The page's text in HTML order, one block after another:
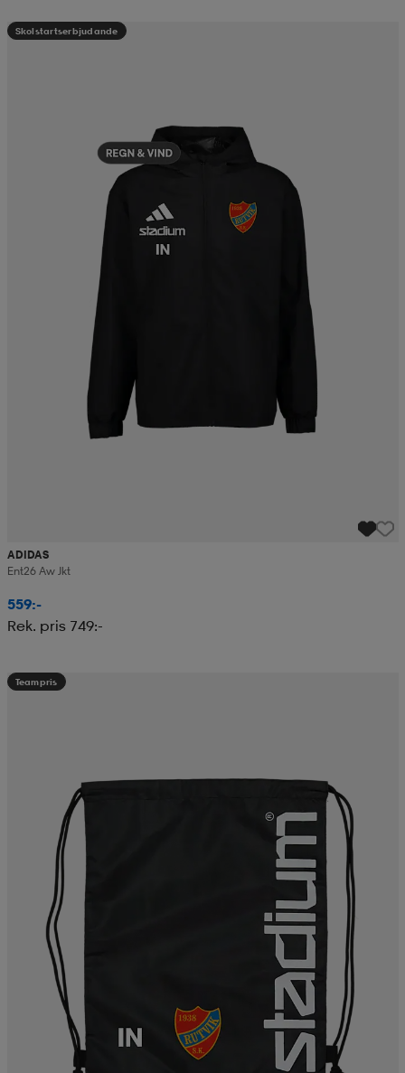
Skolstartserbjudande
ADIDAS
Ent26 Aw Jkt
559:-
Rek. pris 749:-
Teampris